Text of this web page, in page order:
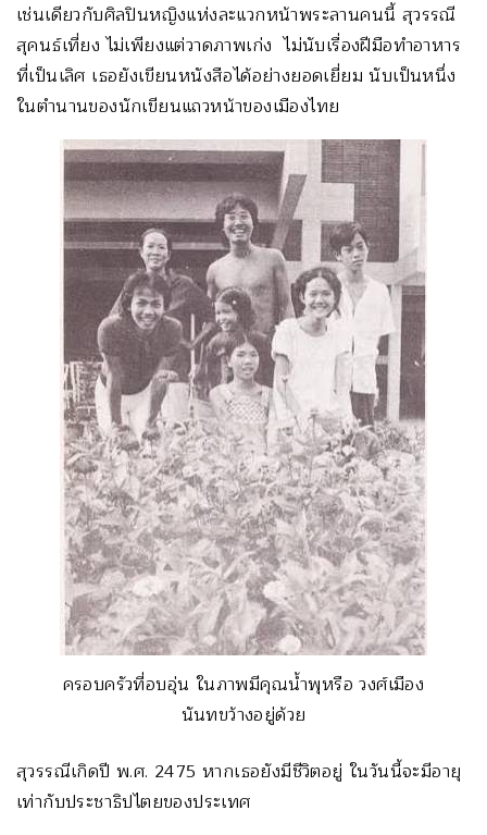
เช่นเดียวกับศิลปินหญิงแห่งละแวกหน้าพระลานคนนี้ สุวรรณี
สุคนธ์เที่ยง ไม่เพียงแต่วาดภาพเก่ง ไม่นับเรื่องฝีมือทำอาหาร
ที่เป็นเลิศ เธอยังเขียนหนังสือได้อย่างยอดเยี่ยม นับเป็นหนึ่ง
ในตำนานของนักเขียนแถวหน้าของเมืองไทย
ครอบครัวที่อบอุ่น ในภาพมีคุณน้ำพุหรือ วงศ์เมือง
นันทขว้างอยู่ด้วย
สุวรรณีเกิดปี พ.ศ. 2475 หากเธอยังมีชีวิตอยู่ ในวันนี้จะมีอายุ
เท่ากับประชาธิปไตยของประเทศ